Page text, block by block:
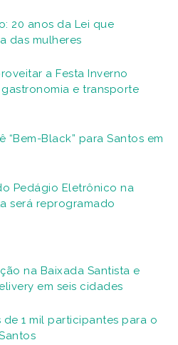
20 anos da Lei que
das mulheres
a Festa Inverno
e transporte
“Bem-Black” para Santos em
Pedágio Eletrônico na
será reprogramado
na Baixada Santista e
em seis cidades
de 1 mil participantes para o